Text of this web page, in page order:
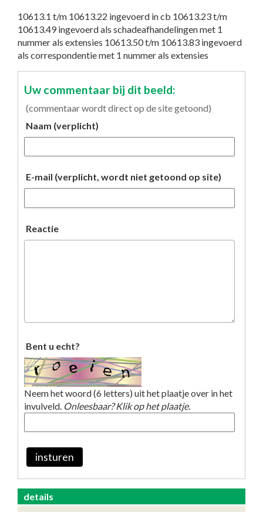
10613.1 t/m 10613.22 ingevoerd in cb 10613.23 t/m
10613.49 ingevoerd als schadeafhandelingen met 1
nummer als extensies 10613.50 t/m 10613.83 ingevoerd
als correspondentie met 1 nummer als extensies
Uw commentaar bij dit beeld:
(commentaar wordt direct op de site getoond)
Naam (verplicht)
E-mail (verplicht, wordt niet getoond op site)
Reactie
Bent u echt?
Neem het woord (6 letters) uit het plaatje over in het
invulveld. Onleesbaar? Klik op het plaatje.
insturen
details